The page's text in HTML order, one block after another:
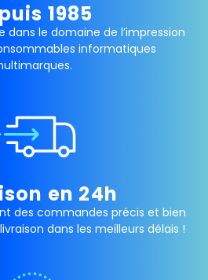
1985
dans le domaine de l’impression
informatiques
en 24h
des commandes précis et bien
dans les meilleurs délais !